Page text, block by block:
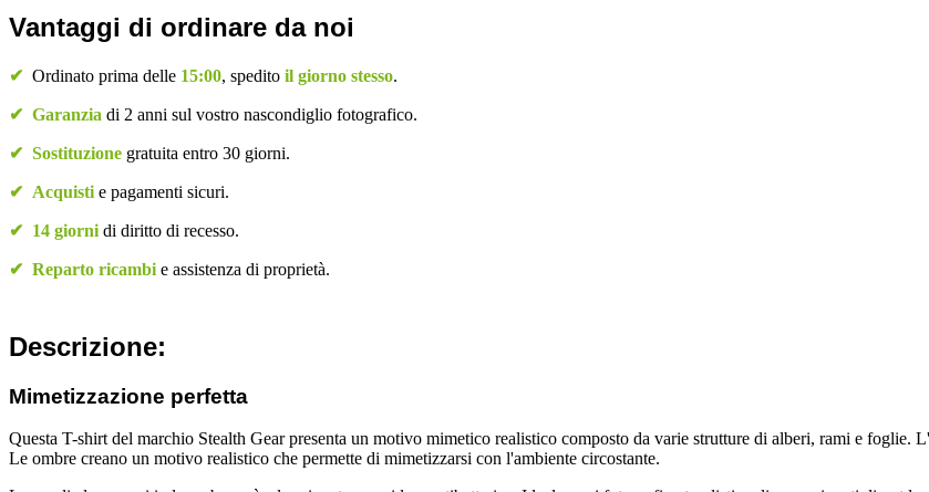
Vantaggi di ordinare da noi
✔ Ordinato prima delle 15:00, spedito il giorno stesso.
✔ Garanzia di 2 anni sul vostro nascondiglio fotografico.
✔ Sostituzione gratuita entro 30 giorni.
✔ Acquisti e pagamenti sicuri.
✔ 14 giorni di diritto di recesso.
✔ Reparto ricambi e assistenza di proprietà.
Descrizione:
Mimetizzazione perfetta
Questa T-shirt del marchio Stealth Gear presenta un motivo mimetico realistico composto da varie strutture di alberi, rami e
Le ombre creano un motivo realistico che permette di mimetizzarsi con l'ambiente circostante.